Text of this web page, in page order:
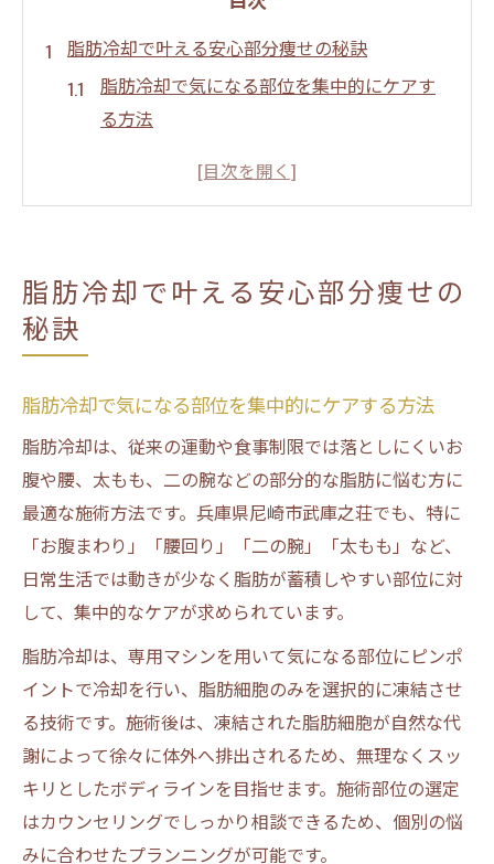
脂肪冷却で叶える安心部分痩せの秘訣
脂肪冷却で気になる部位を集中的にケアす
る方法
脂肪冷却が選ばれる安心の理由と部分痩せ
脂肪冷却サロン選びで重視すべき安心基準
くい秘密
安全重視で選ぶ脂肪冷却の新常識
脂肪冷却の安全性を高める最新技術に注目
脂肪冷却施術時に知っておきたいリスクと
対策
脂肪冷却専門サロンの衛生管理と安全対策
の実態
脂肪冷却を安心して受けるためのカウンセ
リングの重要性
脂肪冷却の効果を感じられる施術者の選び
方とは
メンズにも最適な脂肪冷却施術の魅力
脂肪冷却はメンズの部分痩せにも効果的な
脂肪冷却で叶える安心部分痩せの
秘訣
脂肪冷却で気になる部位を集中的にケアする方法
脂肪冷却は、従来の運動や食事制限では落としにくいお
腹や腰、太もも、二の腕などの部分的な脂肪に悩む方に
最適な施術方法です。兵庫県尼崎市武庫之荘でも、特に
「お腹まわり」「腰回り」「二の腕」「太もも」など、
日常生活では動きが少なく脂肪が蓄積しやすい部位に対
して、集中的なケアが求められています。
脂肪冷却は、専用マシンを用いて気になる部位にピンポ
イントで冷却を行い、脂肪細胞のみを選択的に凍結させ
る技術です。施術後は、凍結された脂肪細胞が自然な代
謝によって徐々に体外へ排出されるため、無理なくスッ
キリとしたボディラインを目指せます。施術部位の選定
はカウンセリングでしっかり相談できるため、個別の悩
みに合わせたプランニングが可能です。